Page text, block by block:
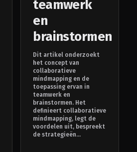
teamwerk
en
brainstormen
Dit artikel onderzoekt
het concept van
collaboratieve
mindmapping en de
toepassing ervan in
teamwerk en
brainstormen. Het
definieert collaboratieve
mindmapping, legt de
voordelen uit, bespreekt
de strategieën...